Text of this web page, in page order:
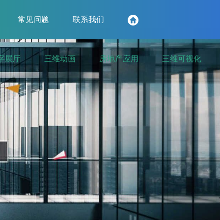
常见问题 联系我们
展厅 三维动画 房地产应用 三维可视化